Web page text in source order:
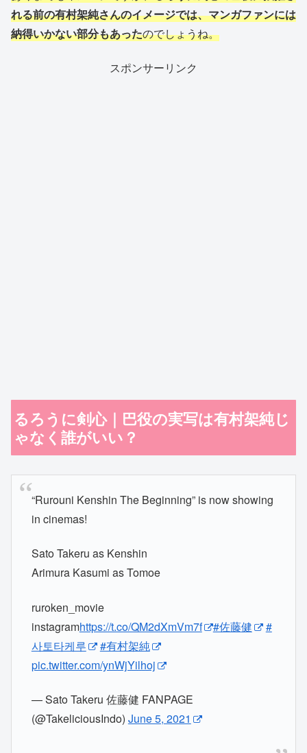
れる前の有村架純さんのイメージでは、マンガファンには
納得いかない部分もあったのでしょうね。
スポンサーリンク
るろうに剣心｜巴役の実写は有村架純じ
ゃなく誰がいい？
“Rurouni Kenshin The Beginning” is now showing
in cinemas!
Sato Takeru as Kenshin
Arimura Kasumi as Tomoe
ruroken_movie
instagramhttps://t.co/QM2dXmVm7f #佐藤健
#
사토타케루
#有村架純
pic.twitter.com/ynWjYilhoj
— Sato Takeru 佐藤健 FANPAGE
(@TakeliciousIndo) June 5, 2021